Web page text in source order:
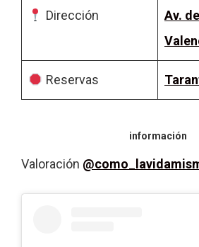
Dirección
Av.
Reservas
información
Valoración